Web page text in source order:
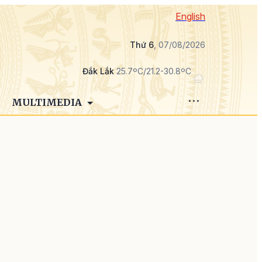
English
Thứ 6, 07/08/2026
Đắk Lắk25.7ºC/21.2-30.8ºC
MULTIMEDIA